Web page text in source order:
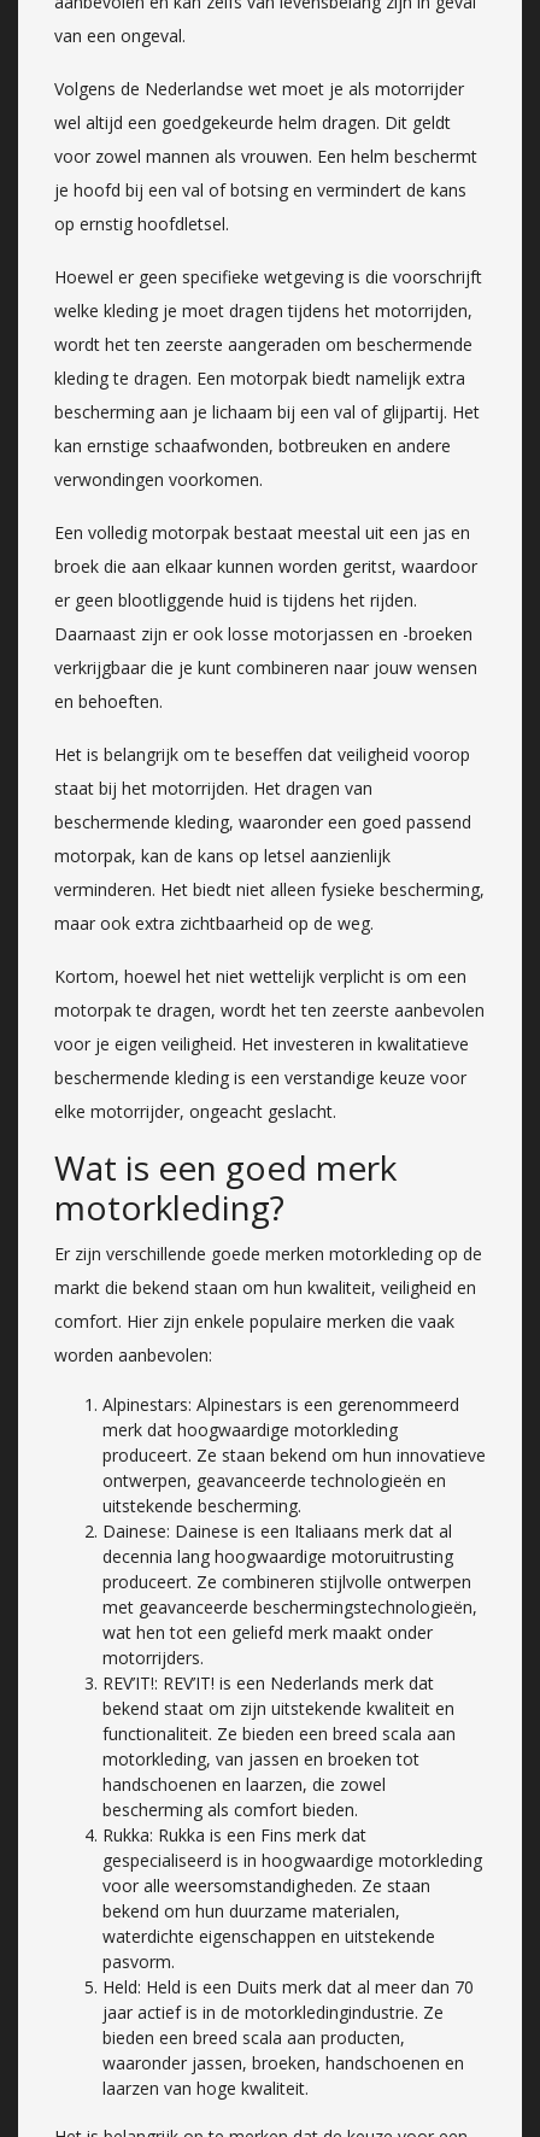
van een ongeval.
Volgens de Nederlandse wet moet je als motorrijder
wel altijd een goedgekeurde helm dragen. Dit geldt
voor zowel mannen als vrouwen. Een helm beschermt
je hoofd bij een val of botsing en vermindert de kans
op ernstig hoofdletsel.
Hoewel er geen specifieke wetgeving is die voorschrijft
welke kleding je moet dragen tijdens het motorrijden,
wordt het ten zeerste aangeraden om beschermende
kleding te dragen. Een motorpak biedt namelijk extra
bescherming aan je lichaam bij een val of glijpartij. Het
kan ernstige schaafwonden, botbreuken en andere
verwondingen voorkomen.
Een volledig motorpak bestaat meestal uit een jas en
broek die aan elkaar kunnen worden geritst, waardoor
er geen blootliggende huid is tijdens het rijden.
Daarnaast zijn er ook losse motorjassen en -broeken
verkrijgbaar die je kunt combineren naar jouw wensen
en behoeften.
Het is belangrijk om te beseffen dat veiligheid voorop
staat bij het motorrijden. Het dragen van
beschermende kleding, waaronder een goed passend
motorpak, kan de kans op letsel aanzienlijk
verminderen. Het biedt niet alleen fysieke bescherming,
maar ook extra zichtbaarheid op de weg.
Kortom, hoewel het niet wettelijk verplicht is om een
motorpak te dragen, wordt het ten zeerste aanbevolen
voor je eigen veiligheid. Het investeren in kwalitatieve
beschermende kleding is een verstandige keuze voor
elke motorrijder, ongeacht geslacht.
Wat is een goed merk
motorkleding?
Er zijn verschillende goede merken motorkleding op de
markt die bekend staan om hun kwaliteit, veiligheid en
comfort. Hier zijn enkele populaire merken die vaak
worden aanbevolen:
Alpinestars: Alpinestars is een gerenommeerd
merk dat hoogwaardige motorkleding
produceert. Ze staan bekend om hun innovatieve
ontwerpen, geavanceerde technologieën en
uitstekende bescherming.
Dainese: Dainese is een Italiaans merk dat al
decennia lang hoogwaardige motoruitrusting
produceert. Ze combineren stijlvolle ontwerpen
met geavanceerde beschermingstechnologieën,
wat hen tot een geliefd merk maakt onder
motorrijders.
REV’IT!: REV’IT! is een Nederlands merk dat
bekend staat om zijn uitstekende kwaliteit en
functionaliteit. Ze bieden een breed scala aan
motorkleding, van jassen en broeken tot
handschoenen en laarzen, die zowel
bescherming als comfort bieden.
Rukka: Rukka is een Fins merk dat
gespecialiseerd is in hoogwaardige motorkleding
voor alle weersomstandigheden. Ze staan
bekend om hun duurzame materialen,
waterdichte eigenschappen en uitstekende
pasvorm.
Held: Held is een Duits merk dat al meer dan 70
jaar actief is in de motorkledingindustrie. Ze
bieden een breed scala aan producten,
waaronder jassen, broeken, handschoenen en
laarzen van hoge kwaliteit.